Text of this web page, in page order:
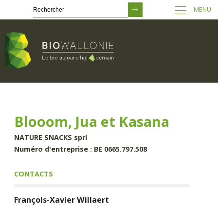
principal
MENU
Blooom, Jua et Kasana
NATURE SNACKS sprl
Numéro d'entreprise : BE 0665.797.508
CONTACTS
François-XavierWillaert